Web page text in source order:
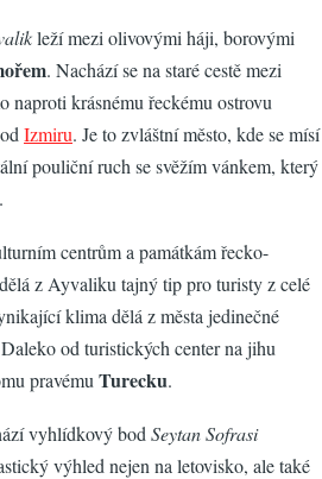
leží mezi olivovými háji, borovými
. Nachází se na staré cestě mezi
naproti krásnému řeckému ostrovu
Izmiru. Je to zvláštní město, kde se mísí
pouliční ruch se svěžím vánkem, který
centrům a památkám řecko-
z Ayvaliku tajný tip pro turisty z celé
klima dělá z města jedinečné
od turistických center na jihu
pravému Turecku.
vyhlídkový bod Seytan Sofrasi
výhled nejen na letovisko, ale také